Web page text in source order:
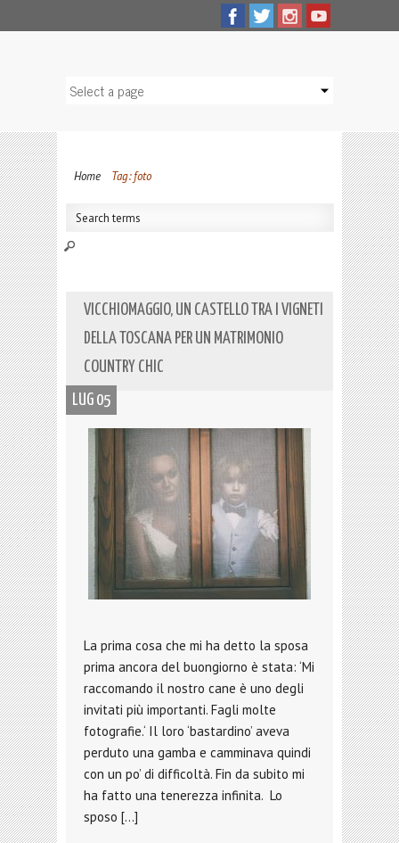
Home Tag: foto
VICCHIOMAGGIO, UN CASTELLO TRA I VIGNETI
DELLA TOSCANA PER UN MATRIMONIO
COUNTRY CHIC
LUG 05
La prima cosa che mi ha detto la sposa
prima ancora del buongiorno è stata: ‘Mi
raccomando il nostro cane è uno degli
invitati più importanti. Fagli molte
fotografie.‘ Il loro ‘bastardino’ aveva
perduto una gamba e camminava quindi
con un po’ di difficoltà. Fin da subito mi
ha fatto una tenerezza infinita. Lo
sposo […]